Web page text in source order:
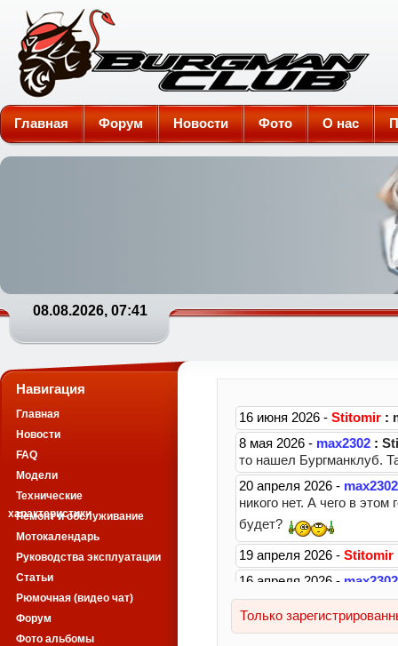
Burgman-Club
Главная Форум Новости Фото О нас
08.08.2026, 07:41
Навигация
Главная
Новости
FAQ
Модели
Технические
характеристики
Ремонт и обслуживание
Мотокалендарь
Руководства эксплуатации
Статьи
Рюмочная (видео чат)
Форум
Фото альбомы